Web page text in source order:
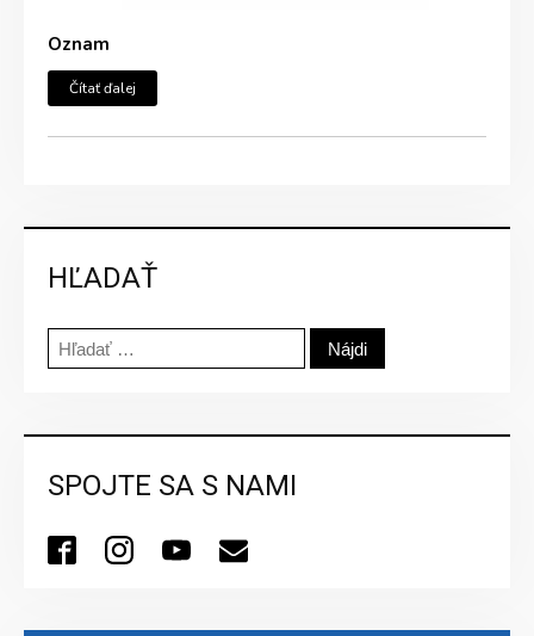
Oznam
Čítať ďalej
HĽADAŤ
Hľadať:
SPOJTE SA S NAMI